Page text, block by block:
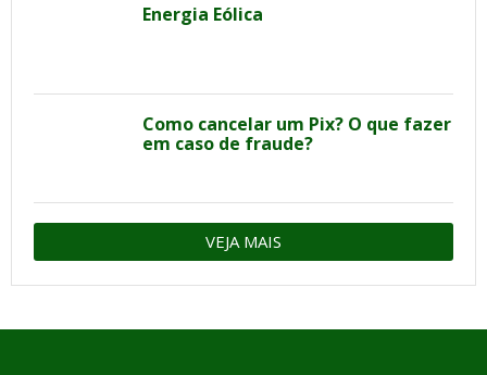
Energia Eólica
Como cancelar um Pix? O que fazer
em caso de fraude?
VEJA MAIS